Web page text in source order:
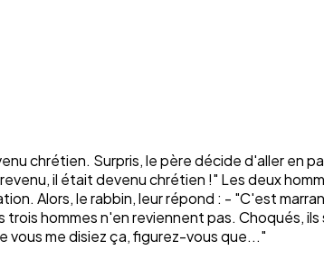
chrétien. Surpris, le père décide d'aller en
il était devenu chrétien !" Les deux
Alors, le rabbin, leur répond : - "C'est
hommes n'en reviennent pas. Choqués,
vous me disiez ça, figurez-vous que..."